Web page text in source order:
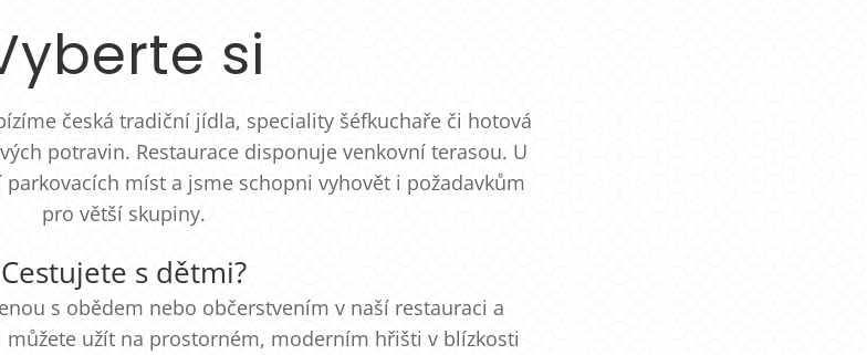
si
česká tradiční jídla, speciality šéfkuchaře či hotová
potravin. Restaurace disponuje venkovní terasou. U
míst a jsme schopni vyhovět i požadavkům
pro větší skupiny.
Cestujete s dětmi?
s obědem nebo občerstvením v naší restauraci a
užít na prostorném, moderním hřišti v blízkosti